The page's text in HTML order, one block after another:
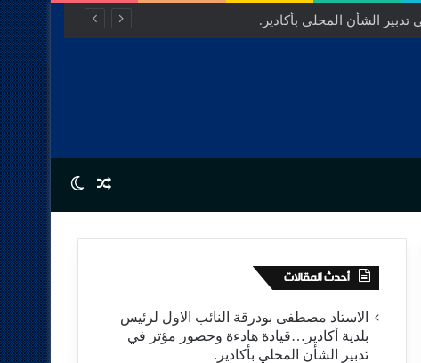
الشأن المحلي بأكادير.
Random Article
Switch skin
أحدث المقالات
الاستاد مصطفى بودرقة النائب الاول لرئيس
بلدية أكادير…قيادة هادءة وحضور مؤتر في
تدبير الشأن المحلي بأكادير.